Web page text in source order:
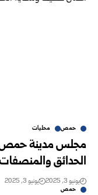
حمص محليات
مجلس مدينة حمص
الحدائق والمنصفات
يونيو 3, 2025 يونيو 3, 2025
حمص